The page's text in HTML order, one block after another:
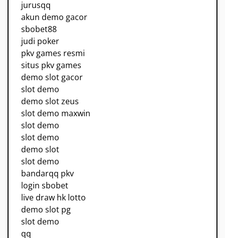
jurusqq
akun demo gacor
sbobet88
judi poker
pkv games resmi
situs pkv games
demo slot gacor
slot demo
demo slot zeus
slot demo maxwin
slot demo
slot demo
demo slot
slot demo
bandarqq pkv
login sbobet
live draw hk lotto
demo slot pg
slot demo
qq